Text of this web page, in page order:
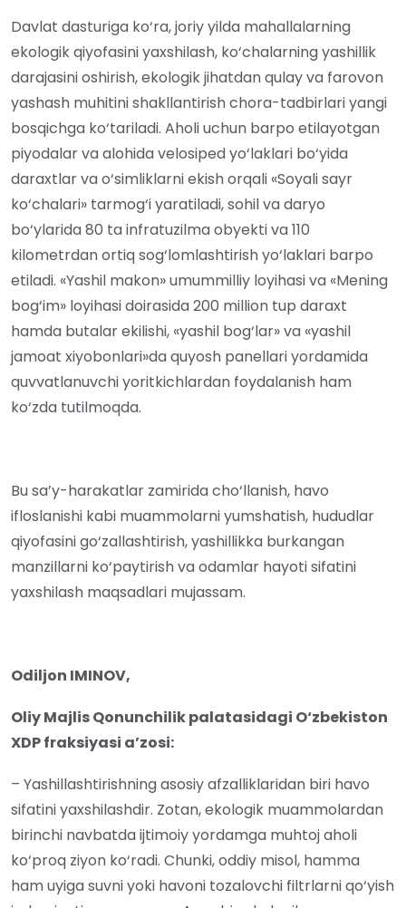
Davlat dasturiga ko‘ra, joriy yilda mahallalarning
ekologik qiyofasini yaxshilash, ko‘chalarning yashillik
darajasini oshirish, ekologik jihatdan qulay va farovon
yashash muhitini shakllantirish chora-tadbirlari yangi
bosqichga ko‘tariladi. Aholi uchun barpo etilayotgan
piyodalar va alohida velosiped yo‘laklari bo‘yida
daraxtlar va o‘simliklarni ekish orqali «Soyali sayr
ko‘chalari» tarmog‘i yaratiladi, sohil va daryo
bo‘ylarida 80 ta infratuzilma obyekti va 110
kilometrdan ortiq sog‘lomlashtirish yo‘laklari barpo
etiladi. «Yashil makon» umummilliy loyihasi va «Mening
bog‘im» loyihasi doirasida 200 million tup daraxt
hamda butalar ekilishi, «yashil bog‘lar» va «yashil
jamoat xiyobonlari»da quyosh panellari yordamida
quvvatlanuvchi yoritkichlardan foydalanish ham
ko‘zda tutilmoqda.
Bu sa’y-harakatlar zamirida cho‘llanish, havo
ifloslanishi kabi muammolarni yumshatish, hududlar
qiyofasini go‘zallashtirish, yashillikka burkangan
manzillarni ko‘paytirish va odamlar hayoti sifatini
yaxshilash maqsadlari mujassam.
Odiljon IMINOV,
Oliy Majlis Qonunchilik palatasidagi O‘zbekiston
XDP fraksiyasi a’zosi:
– Yashillashtirishning asosiy afzalliklaridan biri havo
sifatini yaxshilashdir. Zotan, ekologik muammolardan
birinchi navbatda ijtimoiy yordamga muhtoj aholi
ko‘proq ziyon ko‘radi. Chunki, oddiy misol, hamma
ham uyiga suvni yoki havoni tozalovchi filtrlarni qo‘yish